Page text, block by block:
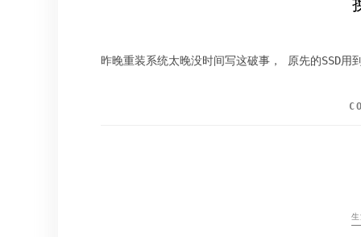
昨晚重装系统太晚没时间写这破事， 原先的SSD